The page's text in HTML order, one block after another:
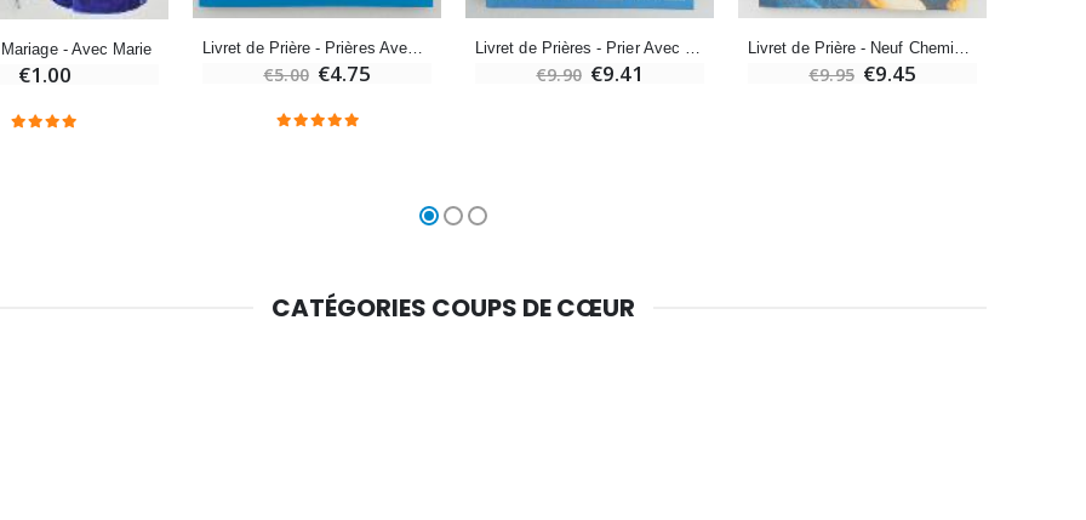
- Avec Marie
€1.00
Livret de Prière - Prières Avec Marie
€5.00 €4.75
Livret de Prières - Prier Avec Marie, Changer sa Vie
€9.90 €9.41
Livret de Prière - Neuf Chemins de Méditation Avec Marie
€9.95 €9.45
CATÉGORIES COUPS DE CŒUR